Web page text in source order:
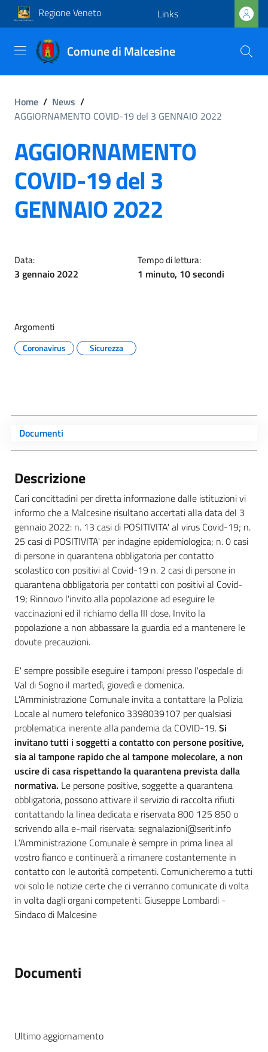
Regione Veneto Links
Comune di Malcesine
Home / News /
AGGIORNAMENTO COVID-19 del 3 GENNAIO 2022
AGGIORNAMENTO
COVID-19 del 3
GENNAIO 2022
Data:
3 gennaio 2022
Tempo di lettura:
1 minuto, 10 secondi
Argomenti
Coronavirus Sicurezza
Documenti
Descrizione
Cari concittadini per diretta informazione dalle istituzioni vi
informo che a Malcesine risultano accertati alla data del 3
gennaio 2022: n. 13 casi di POSITIVITA' al virus Covid-19; n.
25 casi di POSITIVITA' per indagine epidemiologica; n. 0 casi
di persone in quarantena obbligatoria per contatto
scolastico con positivi al Covid-19 n. 2 casi di persone in
quarantena obbligatoria per contatti con positivi al Covid-
19; Rinnovo l'invito alla popolazione ad eseguire le
vaccinazioni ed il richiamo della III dose. Invito la
popolazione a non abbassare la guardia ed a mantenere le
dovute precauzioni.
E' sempre possibile eseguire i tamponi presso l'ospedale di
Val di Sogno il martedì, giovedì e domenica.
L’Amministrazione Comunale invita a contattare la Polizia
Locale al numero telefonico 3398039107 per qualsiasi
problematica inerente alla pandemia da COVID-19.Si
invitano tutti i soggetti a contatto con persone positive,
sia al tampone rapido che al tampone molecolare, a non
uscire di casa rispettando la quarantena prevista dalla
normativa. Le persone positive, soggette a quarantena
obbligatoria, possono attivare il servizio di raccolta rifiuti
contattando la linea dedicata e riservata 800 125 850 o
scrivendo alla e-mail riservata: segnalazioni@serit.info
L’Amministrazione Comunale è sempre in prima linea al
vostro fianco e continuerà a rimanere costantemente in
contatto con le autorità competenti. Comunicheremo a tutti
voi solo le notizie certe che ci verranno comunicate di volta
in volta dagli organi competenti. Giuseppe Lombardi -
Sindaco di Malcesine
Documenti
Ultimo aggiornamento